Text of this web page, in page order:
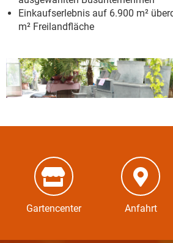
Einkaufserlebnis auf 6.900 m²
m² Freilandfläche
Gartencenter Anfahrt